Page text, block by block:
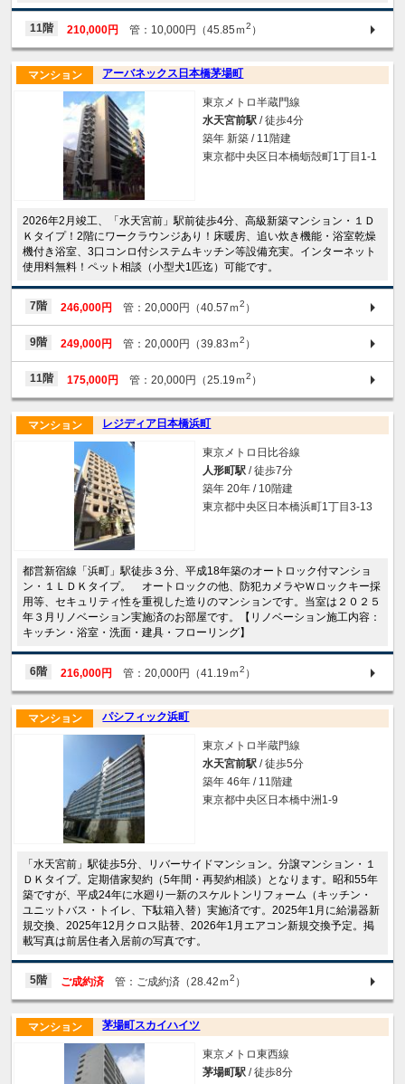
11階 210,000円 管：10,000円（45.85ｍ2 ）
アーバネックス日本橋茅場町
マンション
東京メトロ半蔵門線
水天宮前駅 / 徒歩4分
築年 新築 / 11階建
東京都中央区日本橋蛎殻町1丁目1-1
2026年2月竣工、「水天宮前」駅前徒歩4分、高級新築マンション・１Ｄ
Ｋタイプ！2階にワークラウンジあり！床暖房、追い炊き機能・浴室乾燥
機付き浴室、3口コンロ付システムキッチン等設備充実。インターネット
使用料無料！ペット相談（小型犬1匹迄）可能です。
7階 246,000円 管：20,000円（40.57ｍ2 ）
9階 249,000円 管：20,000円（39.83ｍ2 ）
11階 175,000円 管：20,000円（25.19ｍ2 ）
レジディア日本橋浜町
マンション
東京メトロ日比谷線
人形町駅 / 徒歩7分
築年 20年 / 10階建
東京都中央区日本橋浜町1丁目3-13
都営新宿線「浜町」駅徒歩３分、平成18年築のオートロック付マンショ
ン・１ＬＤＫタイプ。 オートロックの他、防犯カメラやＷロックキー採
用等、セキュリティ性を重視した造りのマンションです。当室は２０２５
年３月リノベーション実施済のお部屋です。【リノベーション施工内容：
キッチン・浴室・洗面・建具・フローリング】
6階 216,000円 管：20,000円（41.19ｍ2 ）
パシフィック浜町
マンション
東京メトロ半蔵門線
水天宮前駅 / 徒歩5分
築年 46年 / 11階建
東京都中央区日本橋中洲1-9
「水天宮前」駅徒歩5分、リバーサイドマンション。分譲マンション・１
ＤＫタイプ。定期借家契約（5年間・再契約相談）となります。昭和55年
築ですが、平成24年に水廻り一新のスケルトンリフォーム（キッチン・
ユニットバス・トイレ、下駄箱入替）実施済です。2025年1月に給湯器新
規交換、2025年12月クロス貼替、2026年1月エアコン新規交換予定。掲
載写真は前居住者入居前の写真です。
5階 ご成約済 管：ご成約済（28.42ｍ2 ）
茅場町スカイハイツ
マンション
東京メトロ東西線
茅場町駅 / 徒歩8分